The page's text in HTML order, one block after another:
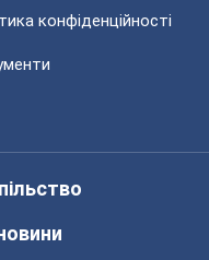
конфіденційності